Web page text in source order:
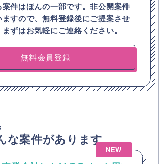
件はほんの一部です。非公開案件
ますので、無料登録後にご提案させ
ずはお気軽にご連絡ください。
無料会員登録
な案件があります
NEW